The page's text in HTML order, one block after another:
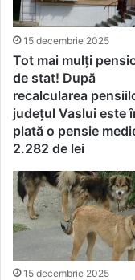
15 decembrie 2025
Tot mai mulți
de stat! După
recalcularea
județul Vaslui este
plată o pensie
2.282 de lei
15 decembrie 2025